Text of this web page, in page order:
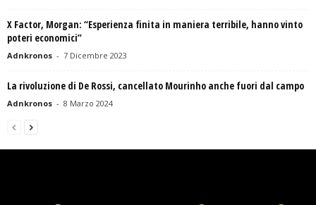
X Factor, Morgan: “Esperienza finita in maniera terribile, hanno vinto
poteri economici”
Adnkronos - 7 Dicembre 2023
La rivoluzione di De Rossi, cancellato Mourinho anche fuori dal campo
Adnkronos - 8 Marzo 2024